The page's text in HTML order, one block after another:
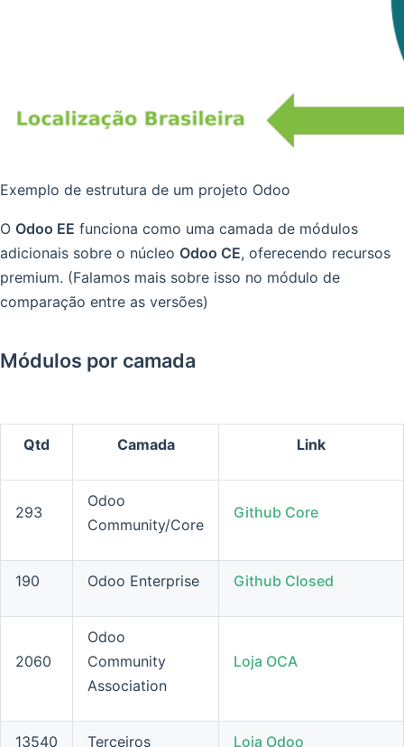
Exemplo de estrutura de um projeto Odoo
O Odoo EE funciona como uma camada de módulos
adicionais sobre o núcleo Odoo CE, oferecendo recursos
premium. (Falamos mais sobre isso no módulo de
comparação entre as versões)
Módulos por camada
Qtd Camada Link
293
Odoo
Community/Core
Github Core
190 Odoo Enterprise Github Closed
2060
Odoo
Community
Association
Loja OCA
13540 Terceiros Loja Odoo